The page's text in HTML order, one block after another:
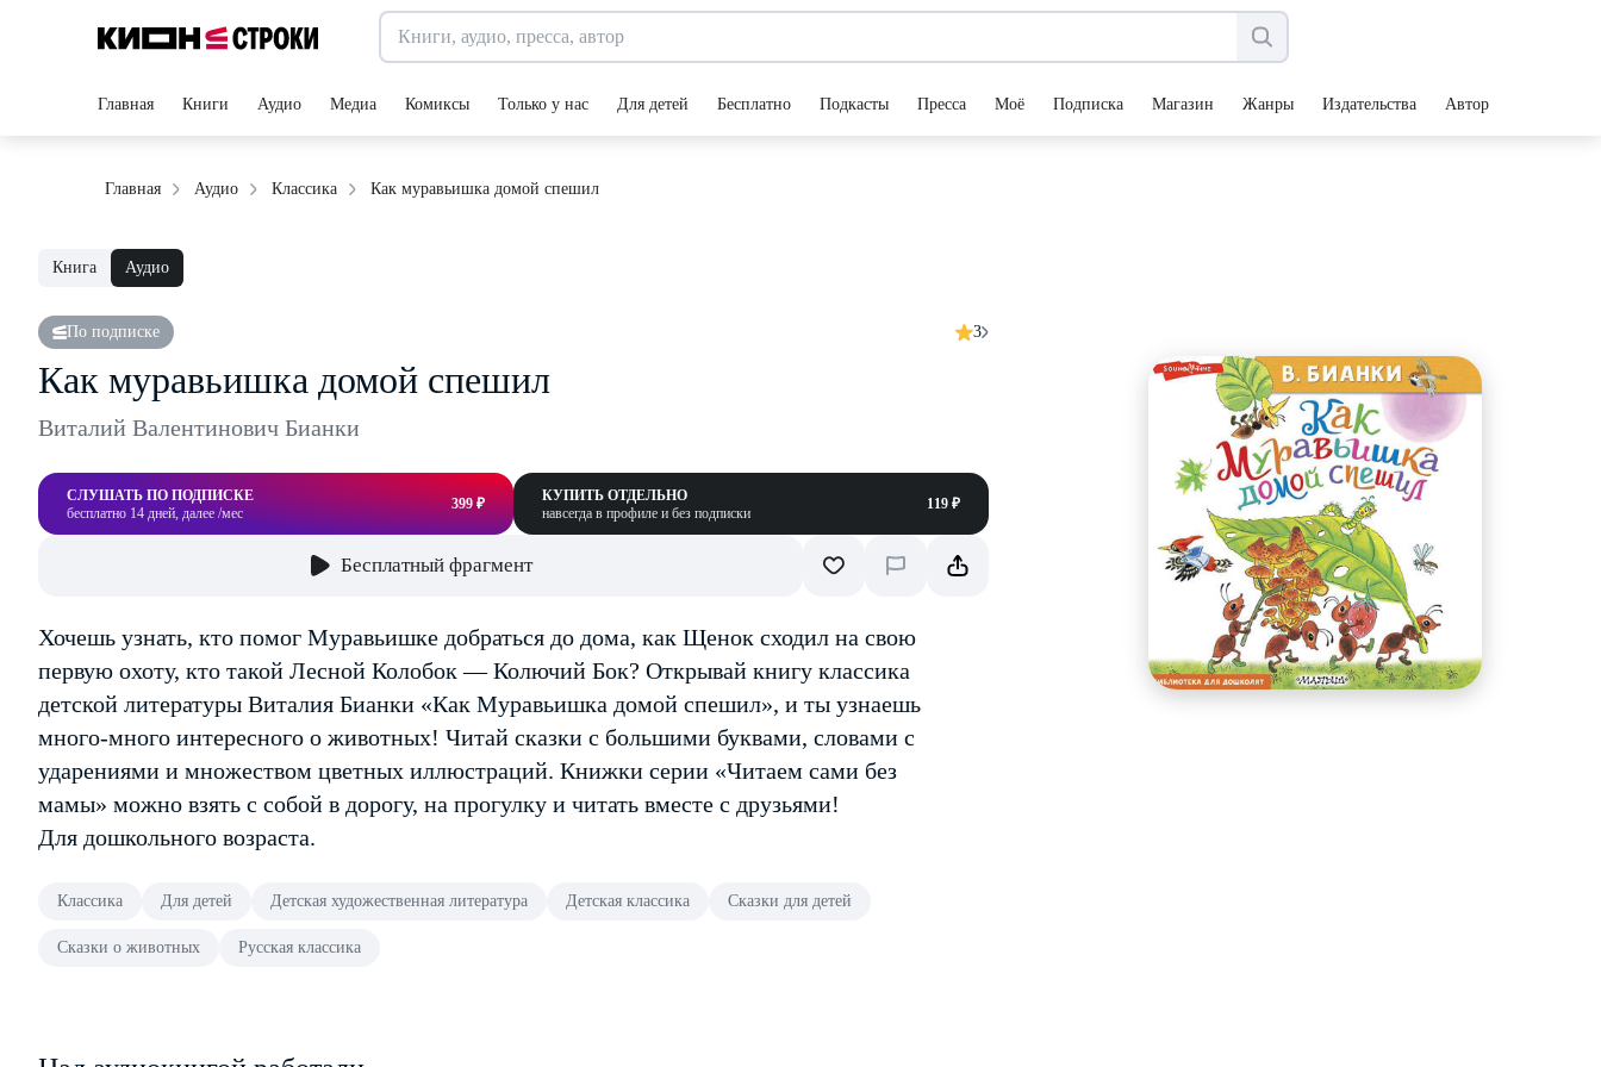
Главная Книги Аудио Медиа Комиксы Только у нас Для детей Бесплатно Подкасты Пресса Моё Подписка Магазин Жанры Издательства Авторы
Главная Аудио Классика Как муравьишка домой спешил
Книга Аудио
По подписке 3
Как муравьишка домой спешил
Виталий Валентинович Бианки
СЛУШАТЬ ПО ПОДПИСКЕ
бесплатно 14 дней, далее /мес
399 ₽
КУПИТЬ ОТДЕЛЬНО
навсегда в профиле и без подписки
119 ₽
Бесплатный фрагмент
Хочешь узнать, кто помог Муравьишке добраться до дома, как Щенок сходил на свою
первую охоту, кто такой Лесной Колобок — Колючий Бок? Открывай книгу классика
детской литературы Виталия Бианки «Как Муравьишка домой спешил», и ты узнаешь
много-много интересного о животных! Читай сказки с большими буквами, словами с
ударениями и множеством цветных иллюстраций. Книжки серии «Читаем сами без
мамы» можно взять с собой в дорогу, на прогулку и читать вместе с друзьями!
Для дошкольного возраста.
Классика Для детей Детская художественная литература Детская классика Сказки для детей
Сказки о животных Русская классика